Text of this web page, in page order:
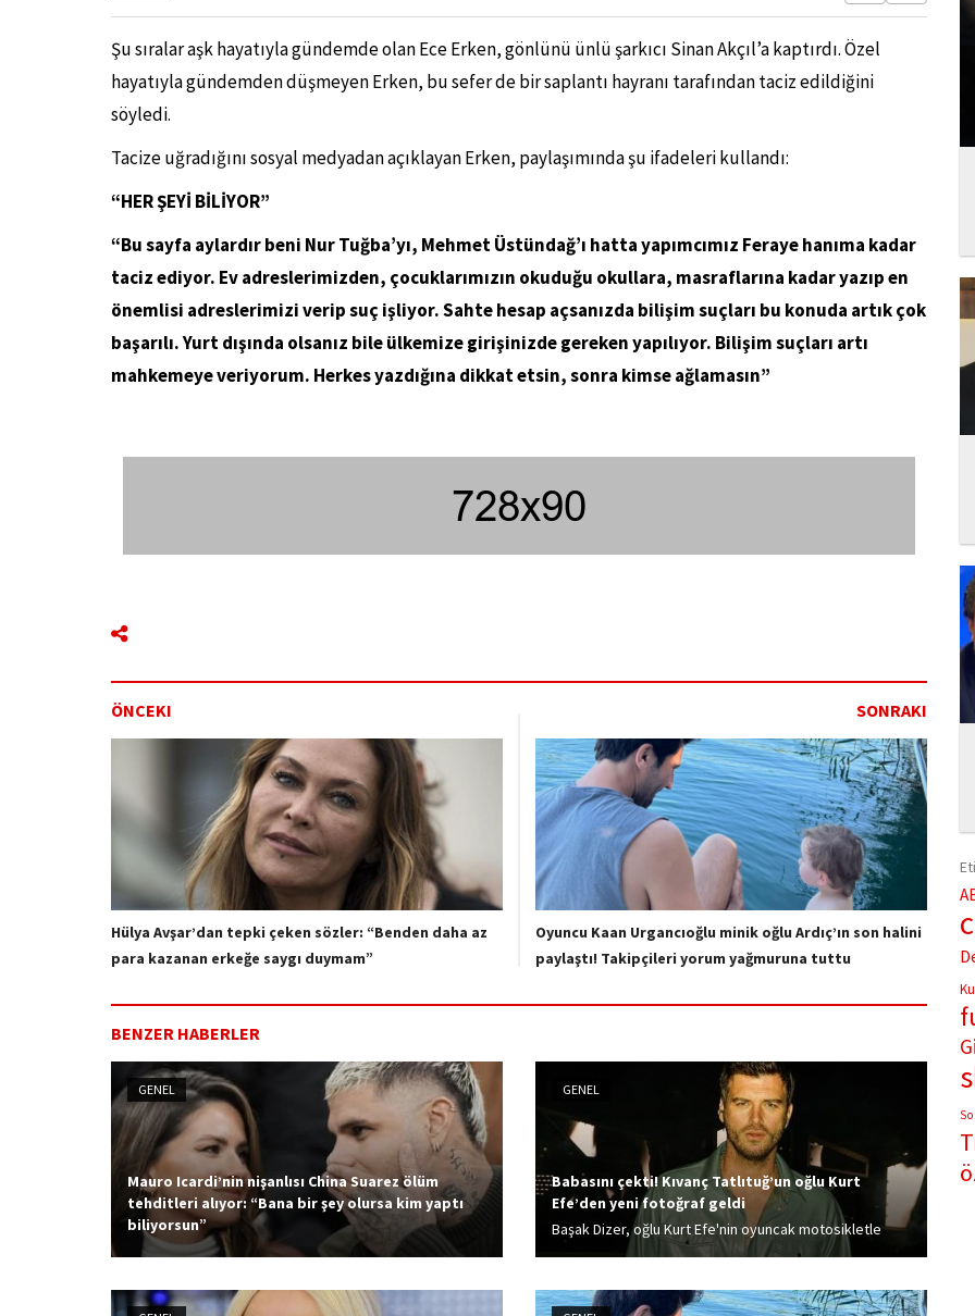
Şu sıralar aşk hayatıyla gündemde olan Ece Erken, gönlünü ünlü şarkıcı Sinan Akçıl’a kaptırdı. Özel
hayatıyla gündemden düşmeyen Erken, bu sefer de bir saplantı hayranı tarafından taciz edildiğini
söyledi.
Tacize uğradığını sosyal medyadan açıklayan Erken, paylaşımında şu ifadeleri kullandı:
“HER ŞEYİ BİLİYOR”
“Bu sayfa aylardır beni Nur Tuğba’yı, Mehmet Üstündağ’ı hatta yapımcımız Feraye hanıma kadar
taciz ediyor. Ev adreslerimizden, çocuklarımızın okuduğu okullara, masraflarına kadar yazıp en
önemlisi adreslerimizi verip suç işliyor. Sahte hesap açsanızda bilişim suçları bu konuda artık çok
başarılı. Yurt dışında olsanız bile ülkemize girişinizde gereken yapılıyor. Bilişim suçları artı
mahkemeye veriyorum. Herkes yazdığına dikkat etsin, sonra kimse ağlamasın”
ÖNCEKI SONRAKI
Hülya Avşar’dan tepki çeken sözler: “Benden daha az
para kazanan erkeğe saygı duymam”
Oyuncu Kaan Urgancıoğlu minik oğlu Ardıç’ın son halini
paylaştı! Takipçileri yorum yağmuruna tuttu
BENZER HABERLER
GENEL
Mauro Icardi’nin nişanlısı China Suarez ölüm
tehditleri alıyor: “Bana bir şey olursa kim yaptı
biliyorsun”
Kızlarının annesi Wanda Nara'dan boşanan
China Suarez, ölüm tehditleri aldığını açıkladı.
GENEL
Babasını çekti! Kıvanç Tatlıtuğ’un oğlu Kurt
Efe’den yeni fotoğraf geldi
Başak Dizer, oğlu Kurt Efe'nin oyuncak motosikletle
turladığı anları sosyal medya hesabından yayınladı.